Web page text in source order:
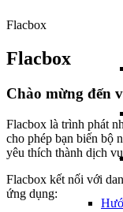
Flacbox
Flacbox
Chào mừng đến
Flacbox là trình phát
cho phép bạn biến bộ
yêu thích thành dịch
Flacbox kết nối với
ứng dụng: